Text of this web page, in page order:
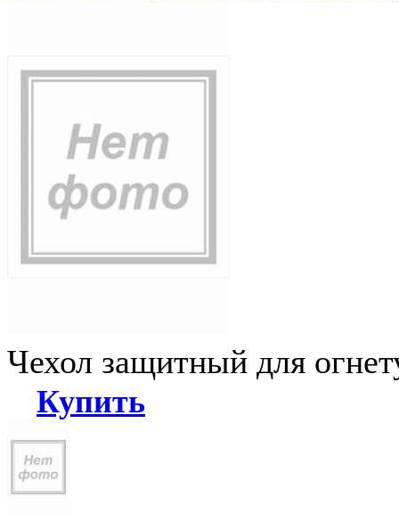
Чехол защитный для
Купить